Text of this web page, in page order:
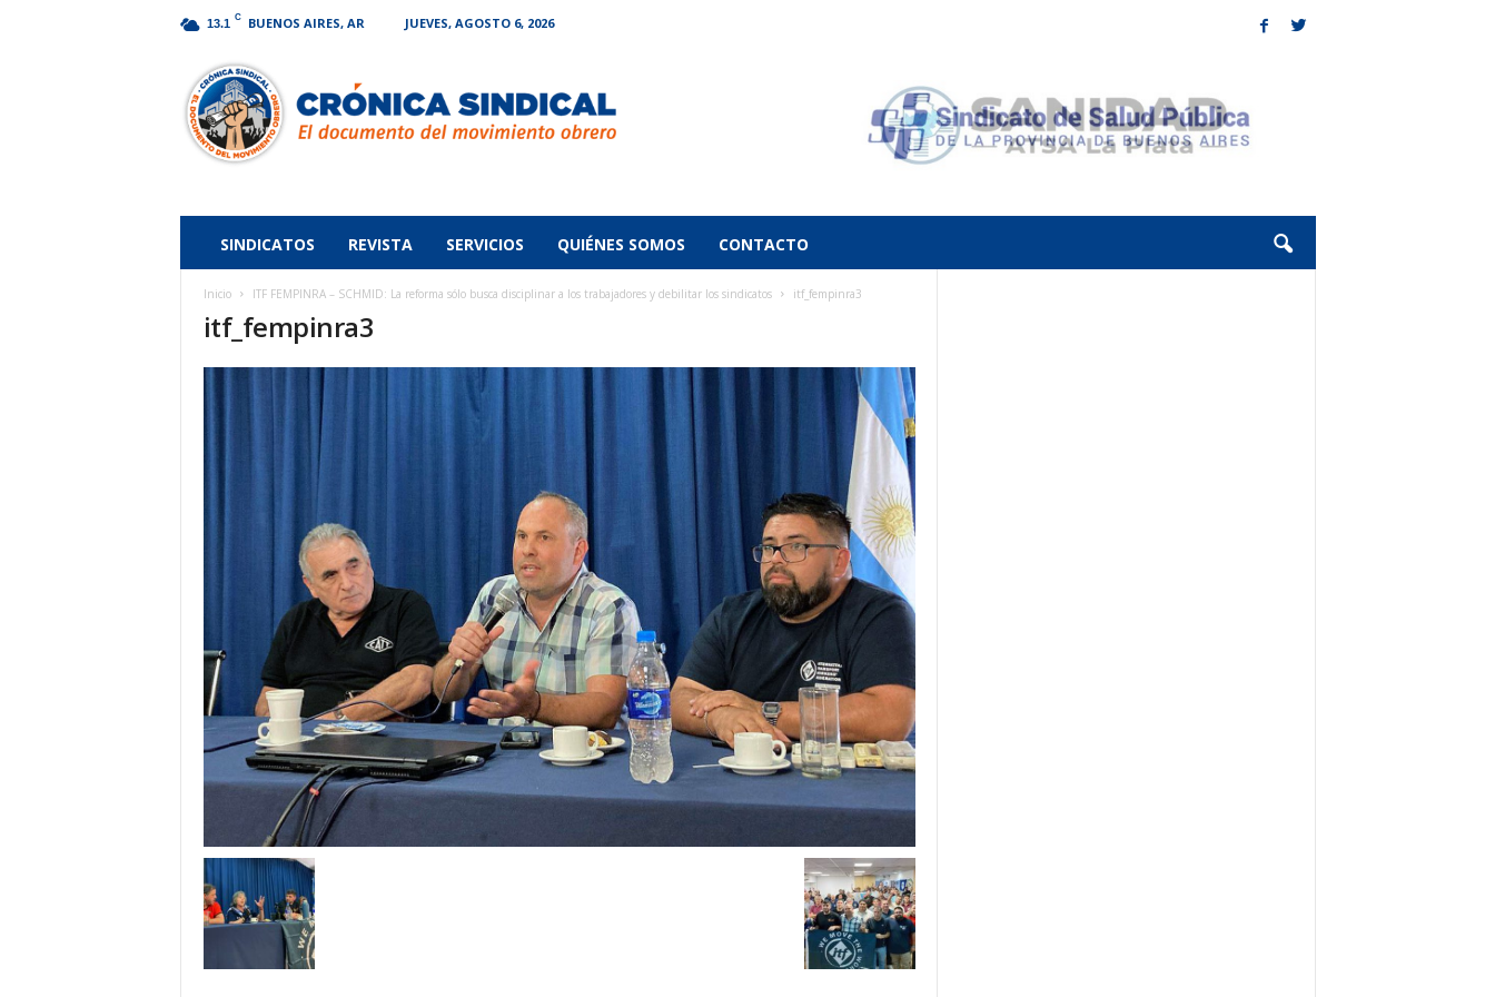
13.1 C BUENOS AIRES, AR JUEVES, AGOSTO 6, 2026
Sindical
SINDICATOS REVISTA SERVICIOS QUIÉNES SOMOS CONTACTO
Inicio ITF FEMPINRA – SCHMID: La reforma sólo busca disciplinar a los trabajadores y debilitar los sindicatos itf_fempinra3
itf_fempinra3